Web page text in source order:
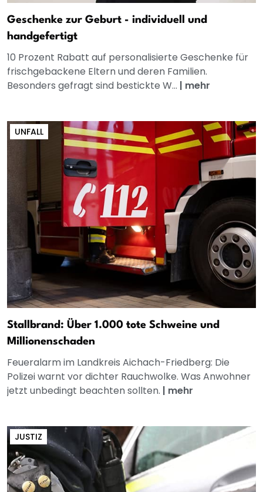
Geschenke zur Geburt - individuell und
handgefertigt
10 Prozent Rabatt auf personalisierte Geschenke für
frischgebackene Eltern und deren Familien.
Besonders gefragt sind bestickte W... | mehr
UNFALL
Stallbrand: Über 1.000 tote Schweine und
Millionenschaden
Feueralarm im Landkreis Aichach-Friedberg: Die
Polizei warnt vor dichter Rauchwolke. Was Anwohner
jetzt unbedingt beachten sollten. | mehr
JUSTIZ